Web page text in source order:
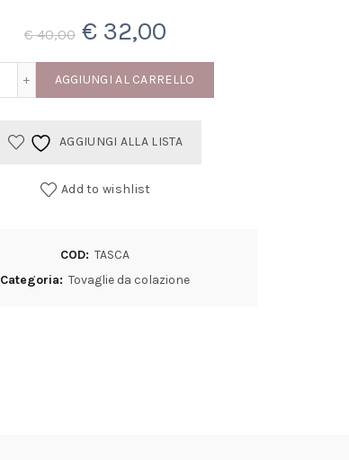
€40,00 Il
prezzo
era:
€ 40,00.
€ 32,00
prezzo
è:
AGGIUNGI AL CARRELLO
AGGIUNGI ALLA LISTA
Add to wishlist
COD: TASCA
Categoria: Tovaglie da colazione